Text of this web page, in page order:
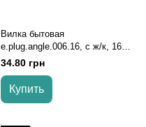
Вилка бытовая
e.plug.angle.006.16, с ж/к, 16А,
угловая, черная, с ручкой
34.80 грн
Купить